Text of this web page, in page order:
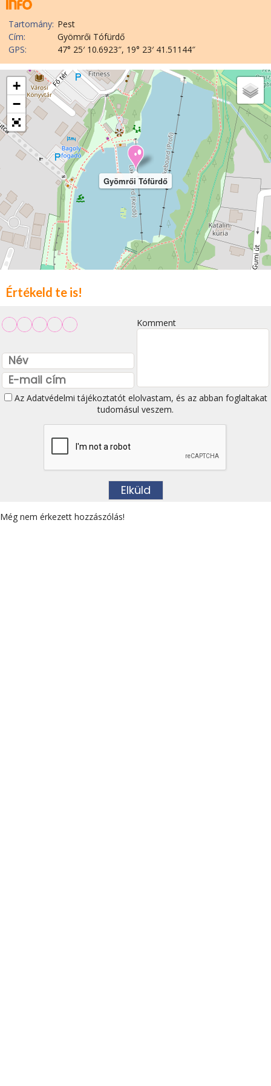
Tartomány: Pest
Cím:
Gyömrői Tófürdő
GPS:
47° 25′ 10.6923″, 19° 23′ 41.51144″
Gyömrői Tófürdő
+
−
Értékeld te is!
Komment
Az Adatvédelmi tájékoztatótelolvastam, és az abban foglaltakat
tudomásul veszem.
Még nem érkezett hozzászólás!